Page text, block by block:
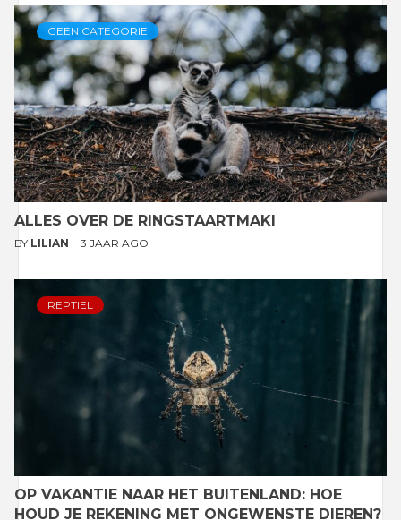
GEEN CATEGORIE
ALLES OVER DE RINGSTAARTMAKI
BY LILIAN 3 JAAR AGO
REPTIEL
OP VAKANTIE NAAR HET BUITENLAND: HOE
HOUD JE REKENING MET ONGEWENSTE DIEREN?